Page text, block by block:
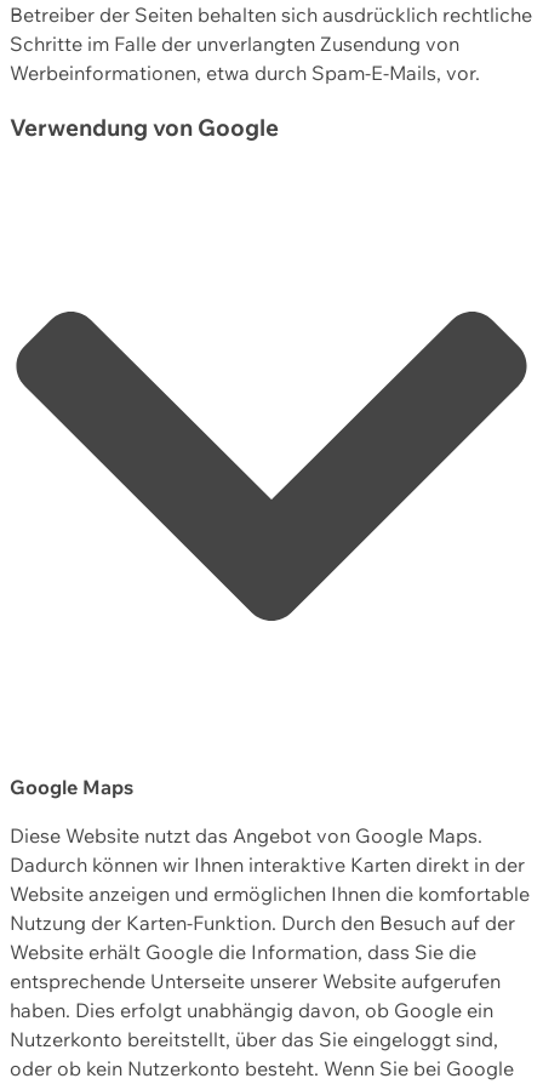
Betreiber der Seiten behalten sich ausdrücklich rechtliche
Schritte im Falle der unverlangten Zusendung von
Werbeinformationen, etwa durch Spam-E-Mails, vor.
Verwendung von Google
Google Maps
Diese Website nutzt das Angebot von Google Maps.
Dadurch können wir Ihnen interaktive Karten direkt in der
Website anzeigen und ermöglichen Ihnen die komfortable
Nutzung der Karten-Funktion. Durch den Besuch auf der
Website erhält Google die Information, dass Sie die
entsprechende Unterseite unserer Website aufgerufen
haben. Dies erfolgt unabhängig davon, ob Google ein
Nutzerkonto bereitstellt, über das Sie eingeloggt sind,
oder ob kein Nutzerkonto besteht. Wenn Sie bei Google